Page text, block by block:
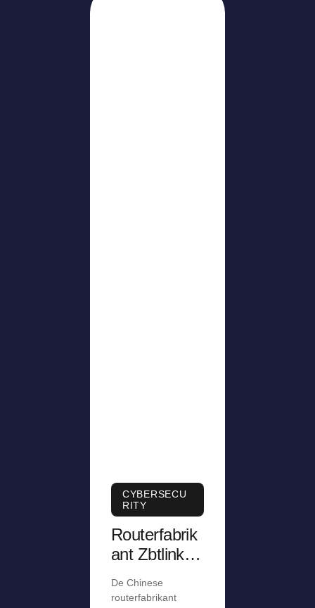
CYBERSECU
RITY
Routerfabrik
ant Zbtlink
aanwezighei
De Chinese
routerfabrikant